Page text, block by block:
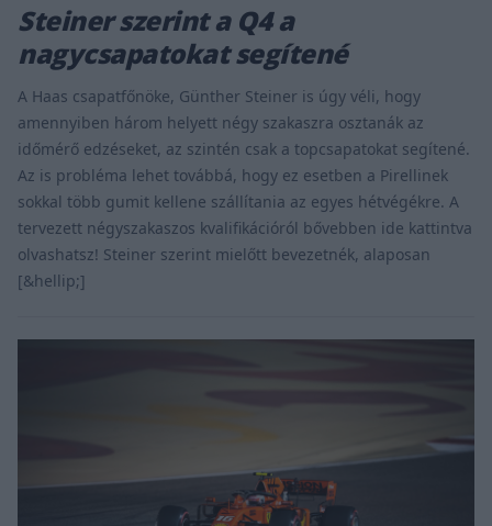
Steiner szerint a Q4 a
nagycsapatokat segítené
A Haas csapatfőnöke, Günther Steiner is úgy véli, hogy
amennyiben három helyett négy szakaszra osztanák az
időmérő edzéseket, az szintén csak a topcsapatokat segítené.
Az is probléma lehet továbbá, hogy ez esetben a Pirellinek
sokkal több gumit kellene szállítania az egyes hétvégékre. A
tervezett négyszakaszos kvalifikációról bővebben ide kattintva
olvashatsz! Steiner szerint mielőtt bevezetnék, alaposan
[&hellip;]